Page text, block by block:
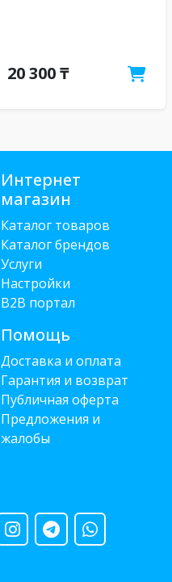
20 300 ₸
Интернет
магазин
Каталог товаров
Каталог брендов
Услуги
Настройки
B2B портал
Помощь
Доставка и оплата
Гарантия и возврат
Публичная оферта
Предложения и
жалобы